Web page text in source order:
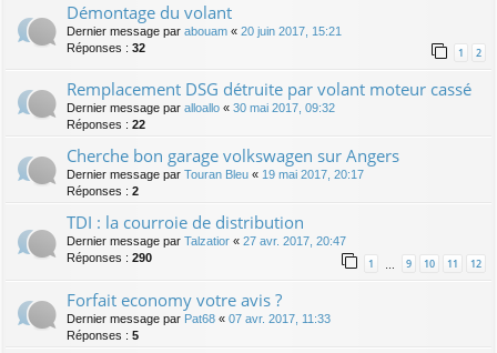
Démontage du volant
Dernier message par abouam « 20 juin 2017, 15:21
Réponses : 32 1 2
Remplacement DSG détruite par volant moteur cassé
Dernier message par alloallo « 30 mai 2017, 09:32
Réponses : 22
Cherche bon garage volkswagen sur Angers
Dernier message par Touran Bleu « 19 mai 2017, 20:17
Réponses : 2
TDI : la courroie de distribution
Dernier message par Talzatior « 27 avr. 2017, 20:47
Réponses : 290 1 9 10 11 12
Forfait economy votre avis ?
Dernier message par Pat68 « 07 avr. 2017, 11:33
Réponses : 5